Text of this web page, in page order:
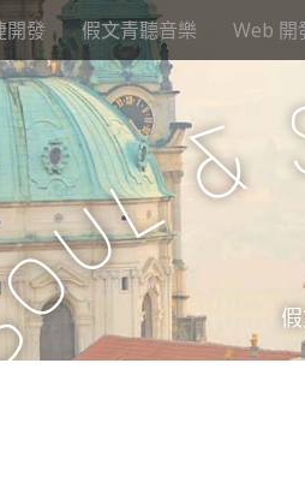
開發 假文青聽音樂 Web 開
u
l&